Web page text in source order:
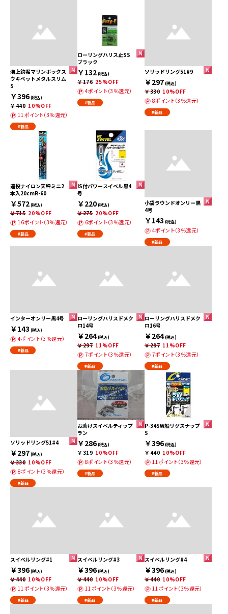
海上釣堀マリンボックス
ウキペットメタルスリム
S
￥396(税込)
￥440 10%OFF
11ポイント（3％還元）
#新品
ローリングハリス止SS
ブラック
￥132(税込)
￥176 25%OFF
4ポイント（3％還元）
#新品
ソリッドリング51#9
￥297(税込)
￥330 10%OFF
8ポイント（3％還元）
#新品
遠投ナイロン天秤ミニ2
本入20cmR-60
￥572(税込)
￥715 20%OFF
16ポイント（3％還元）
#新品
IS付パワースイベル黒4
号
￥220(税込)
￥275 20%OFF
6ポイント（3％還元）
#新品
小袋ラウンドオンリー黒
4号
￥143 (税込)
4ポイント（3％還元）
#新品
インターオンリー黒4号
￥143 (税込)
4ポイント（3％還元）
#新品
ローリングハリスドメク
ロ14号
￥264(税込)
￥297 11%OFF
7ポイント（3％還元）
#新品
ローリングハリスドメク
ロ16号
￥264(税込)
￥297 11%OFF
7ポイント（3％還元）
#新品
ソリッドリング51#4
￥297(税込)
￥330 10%OFF
8ポイント（3％還元）
#新品
お助けスイベルティップ
ラン
￥286(税込)
￥319 10%OFF
8ポイント（3％還元）
#新品
P-34SW船リグスナップ
S
￥396(税込)
￥440 10%OFF
11ポイント（3％還元）
#新品
スイベルリング#1
￥396(税込)
￥440 10%OFF
11ポイント（3％還元）
#新品
スイベルリング#3
￥396(税込)
￥440 10%OFF
11ポイント（3％還元）
#新品
スイベルリング#4
￥396(税込)
￥440 10%OFF
11ポイント（3％還元）
#新品